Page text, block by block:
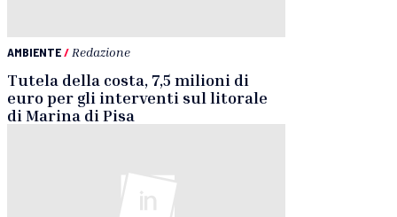
AMBIENTE/ Redazione
Tutela della costa, 7,5 milioni di
euro per gli interventi sul litorale
di Marina di Pisa